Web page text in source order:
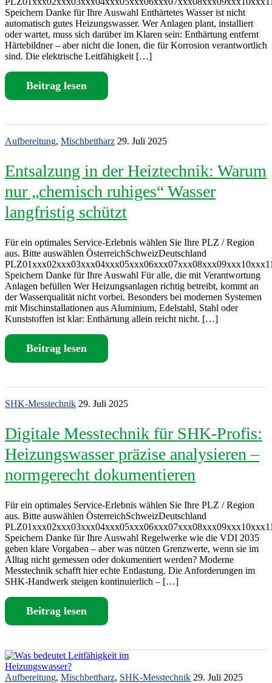
Speichern Danke für Ihre Auswahl Enthärtetes Wasser ist nicht
automatisch gutes Heizungswasser. Wer Anlagen plant, installiert
oder wartet, muss sich darüber im Klaren sein: Enthärtung entfernt
Härtebildner – aber nicht die Ionen, die für Korrosion verantwortlich
sind. Die elektrische Leitfähigkeit […]
Beitrag lesen
Aufbereitung, Mischbettharz 29. Juli 2025
Entsalzung in der Heiztechnik: Warum
nur „chemisch ruhiges“ Wasser
langfristig schützt
Für ein optimales Service-Erlebnis wählen Sie Ihre PLZ / Region
aus. Bitte auswählen ÖsterreichSchweizDeutschland
Speichern Danke für Ihre Auswahl Für alle, die mit Verantwortung
Anlagen befüllen Wer Heizungsanlagen richtig betreibt, kommt an
der Wasserqualität nicht vorbei. Besonders bei modernen Systemen
mit Mischinstallationen aus Aluminium, Edelstahl, Stahl oder
Kunststoffen ist klar: Enthärtung allein reicht nicht. […]
Beitrag lesen
SHK-Messtechnik 29. Juli 2025
Digitale Messtechnik für SHK-Profis:
Heizungswasser präzise analysieren –
normgerecht dokumentieren
Für ein optimales Service-Erlebnis wählen Sie Ihre PLZ / Region
aus. Bitte auswählen ÖsterreichSchweizDeutschland
Speichern Danke für Ihre Auswahl Regelwerke wie die VDI 2035
geben klare Vorgaben – aber was nützen Grenzwerte, wenn sie im
Alltag nicht gemessen oder dokumentiert werden? Moderne
Messtechnik schafft hier echte Entlastung. Die Anforderungen im
SHK-Handwerk steigen kontinuierlich – […]
Beitrag lesen
Aufbereitung, Mischbettharz, SHK-Messtechnik 29. Juli 2025